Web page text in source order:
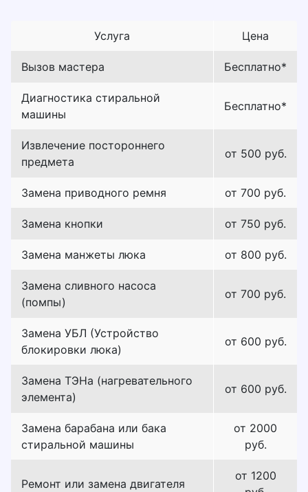
Услуга Цена
Вызов мастера Бесплатно*
Диагностика стиральной
машины
Бесплатно*
Извлечение постороннего
предмета
от 500 руб.
Замена приводного ремня от 700 руб.
Замена кнопки от 750 руб.
Замена манжеты люка от 800 руб.
Замена сливного насоса
(помпы)
от 700 руб.
Замена УБЛ (Устройство
блокировки люка)
от 600 руб.
Замена ТЭНа (нагревательного
элемента)
от 600 руб.
Замена барабана или бака
стиральной машины
от 2000
руб.
Ремонт или замена двигателя
от 1200